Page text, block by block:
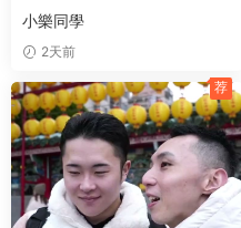
写真
小樂同學
2天前
荐